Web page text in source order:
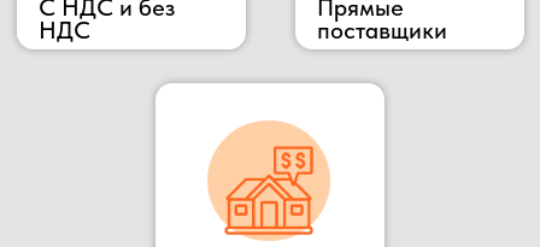
бытовки строительные, бытовки
сантехнические, посты охраны, КПП, бытовки
в Раменском районе, благодаря чему выгодное
территориальное расположение позволяет
осуществлять быструю доставку в любую
указанную точку.
Наше производство всегда открыто для
потенциальных клиентов и партнеров, Вы